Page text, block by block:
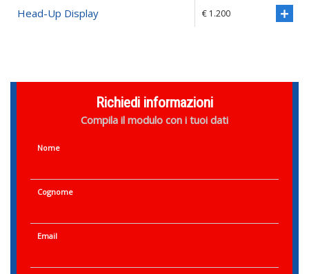
Head-Up Display € 1.200
Richiedi informazioni
Compila il modulo con i tuoi dati
Nome
Cognome
Email